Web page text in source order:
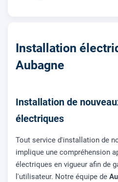
Installation
Aubagne
Installation de
électriques
Tout service d'installation de
implique une compréhension
électriques en vigueur afin de
l'utilisateur. Notre équipe de